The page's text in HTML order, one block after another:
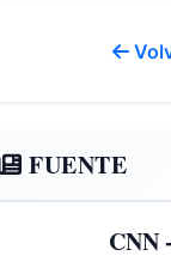
FUENTE
CNN